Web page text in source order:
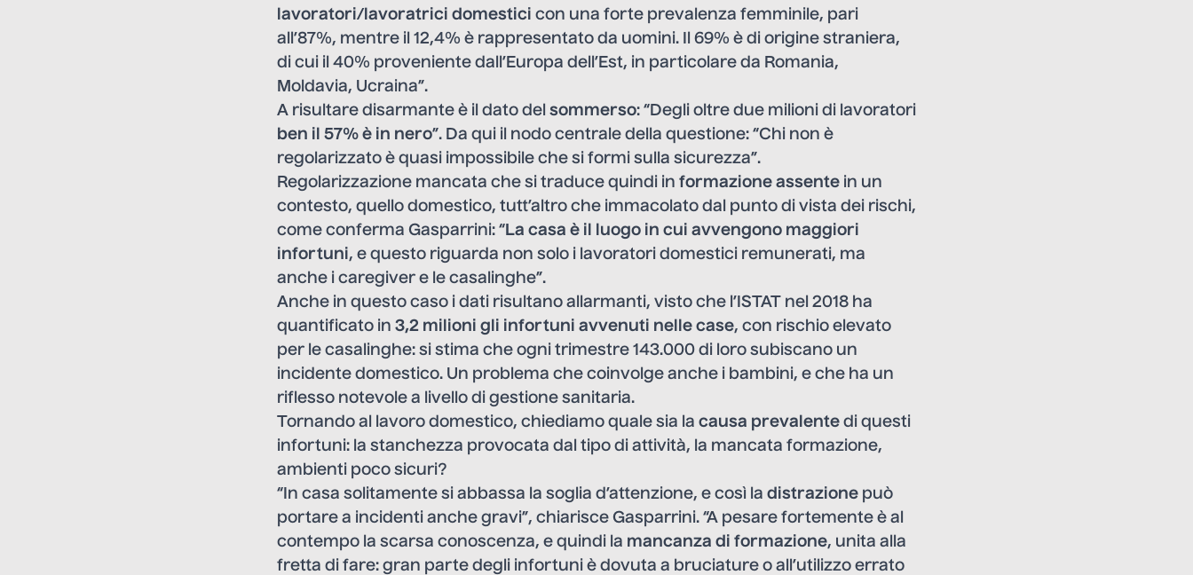
lavoratori/lavoratrici domestici con una forte prevalenza femminile, pari
all’87%, mentre il 12,4% è rappresentato da uomini. Il 69% è di origine straniera,
di cui il 40% proveniente dall’Europa dell’Est, in particolare da Romania,
Moldavia, Ucraina”.
A risultare disarmante è il dato del sommerso: “Degli oltre due milioni di lavoratori
ben il 57% è in nero”. Da qui il nodo centrale della questione: “Chi non è
regolarizzato è quasi impossibile che si formi sulla sicurezza”.
Regolarizzazione mancata che si traduce quindi in formazione assente in un
contesto, quello domestico, tutt’altro che immacolato dal punto di vista dei rischi,
come conferma Gasparrini: “La casa è il luogo in cui avvengono maggiori
infortuni, e questo riguarda non solo i lavoratori domestici remunerati, ma
anche i caregiver e le casalinghe”.
Anche in questo caso i dati risultano allarmanti, visto che l’ISTAT nel 2018 ha
quantificato in 3,2 milioni gli infortuni avvenuti nelle case, con rischio elevato
per le casalinghe: si stima che ogni trimestre 143.000 di loro subiscano un
incidente domestico. Un problema che coinvolge anche i bambini, e che ha un
riflesso notevole a livello di gestione sanitaria.
Tornando al lavoro domestico, chiediamo quale sia la causa prevalente di questi
infortuni: la stanchezza provocata dal tipo di attività, la mancata formazione,
ambienti poco sicuri?
“In casa solitamente si abbassa la soglia d’attenzione, e così la distrazione può
portare a incidenti anche gravi”, chiarisce Gasparrini. “A pesare fortemente è al
contempo la scarsa conoscenza, e quindi la mancanza di formazione, unita alla
fretta di fare: gran parte degli infortuni è dovuta a bruciature o all’utilizzo errato